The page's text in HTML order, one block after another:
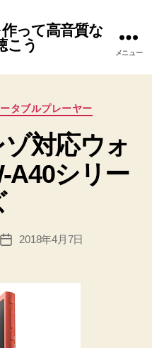
って高音質な
こう
メニュー
タブルプレーヤー
対応ウォ
A40シリー
投
2018年4月7日